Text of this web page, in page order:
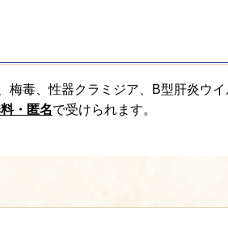
梅毒、性器クラミジア、B型肝炎ウ
・匿名で受けられます。